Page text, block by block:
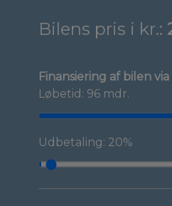
Bilens pris i kr.:
Finansiering af bilen via
Løbetid: 96 mdr.
Udbetaling: 20%